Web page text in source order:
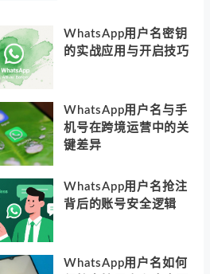
WhatsApp用户名密钥
的实战应用与开启技巧
WhatsApp用户名与手
机号在跨境运营中的关
键差异
WhatsApp用户名抢注
背后的账号安全逻辑
WhatsApp用户名如何